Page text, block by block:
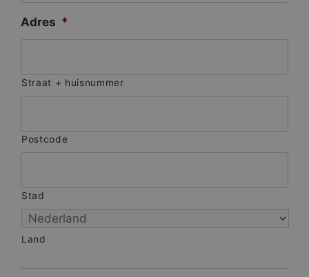
Adres *
Straat + huisnummer
Postcode
Stad
Land